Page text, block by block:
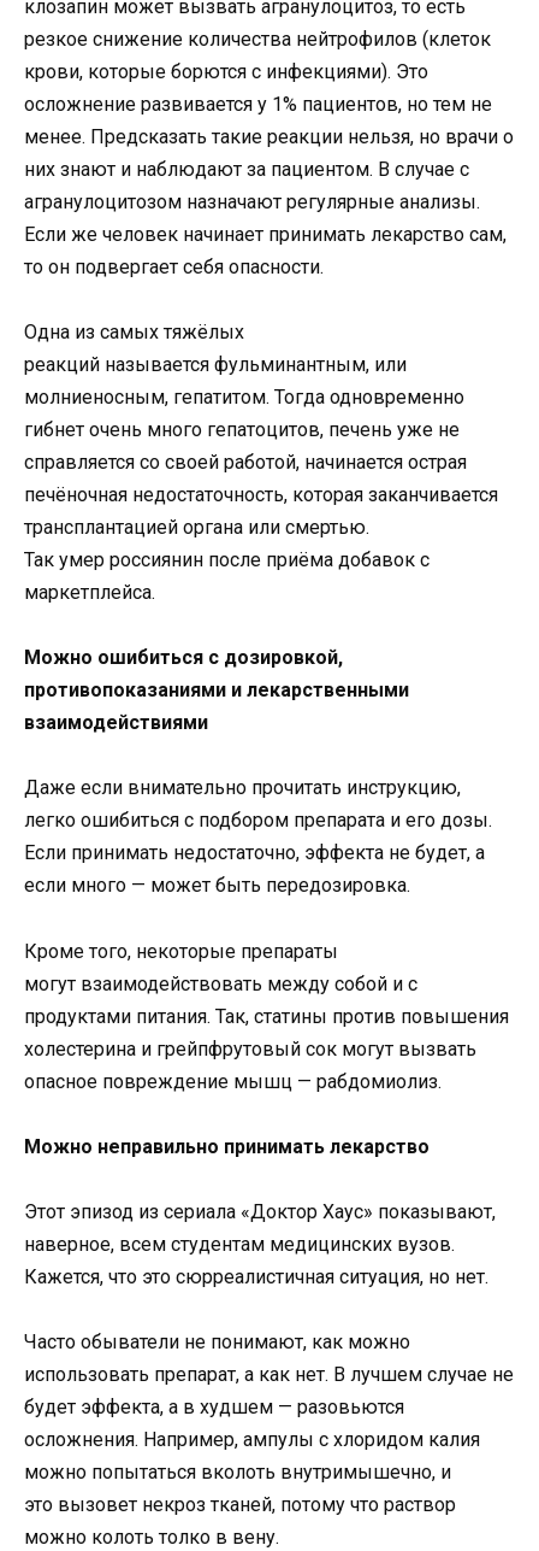
клозапин может вызвать агранулоцитоз, то есть
резкое снижение количества нейтрофилов (клеток
крови, которые борются с инфекциями). Это
осложнение развивается у 1% пациентов, но тем не
менее. Предсказать такие реакции нельзя, но врачи о
них знают и наблюдают за пациентом. В случае с
агранулоцитозом назначают регулярные анализы.
Если же человек начинает принимать лекарство сам,
то он подвергает себя опасности.
Одна из самых тяжёлых
реакций называется фульминантным, или
молниеносным, гепатитом. Тогда одновременно
гибнет очень много гепатоцитов, печень уже не
справляется со своей работой, начинается острая
печёночная недостаточность, которая заканчивается
трансплантацией органа или смертью.
Так умер россиянин после приёма добавок с
маркетплейса.
Можно ошибиться с дозировкой,
противопоказаниями и лекарственными
взаимодействиями
Даже если внимательно прочитать инструкцию,
легко ошибиться с подбором препарата и его дозы.
Если принимать недостаточно, эффекта не будет, а
если много — может быть передозировка.
Кроме того, некоторые препараты
могут взаимодействовать между собой и с
продуктами питания. Так, статины против повышения
холестерина и грейпфрутовый сок могут вызвать
опасное повреждение мышц — рабдомиолиз.
Можно неправильно принимать лекарство
Этот эпизод из сериала «Доктор Хаус» показывают,
наверное, всем студентам медицинских вузов.
Кажется, что это сюрреалистичная ситуация, но нет.
Часто обыватели не понимают, как можно
использовать препарат, а как нет. В лучшем случае не
будет эффекта, а в худшем — разовьются
осложнения. Например, ампулы с хлоридом калия
можно попытаться вколоть внутримышечно, и
это вызовет некроз тканей, потому что раствор
можно колоть толко в вену.